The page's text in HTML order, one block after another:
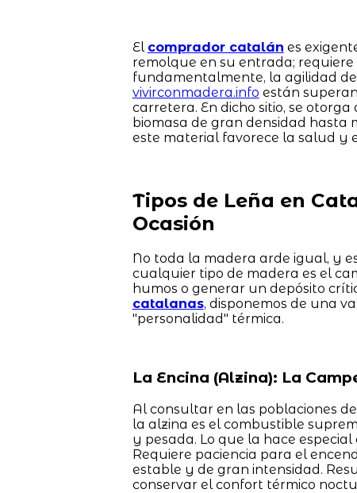
El comprador catalán es
remolque en su entrada;
fundamentalmente, la agilidad
vivirconmadera.info están
carretera. En dicho sitio, se
biomasa de gran densidad hasta
este material favorece la salud y
Tipos de Leña en
Ocasión
No toda la madera arde igual, y
cualquier tipo de madera es el
humos o generar un depósito
catalanas, disponemos de una
"personalidad" térmica.
La Encina (Alzina): La
Al consultar en las poblaciones
la alzina es el combustible
y pesada. Lo que la hace
Requiere paciencia para el
estable y de gran intensidad.
conservar el confort térmico